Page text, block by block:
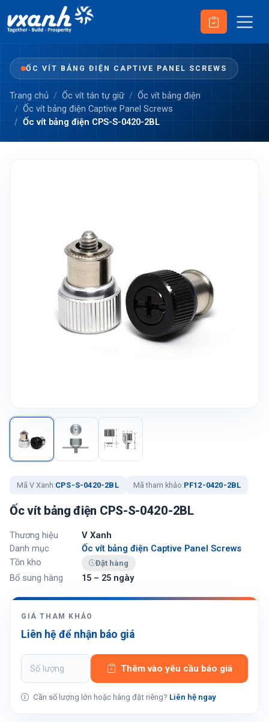
ỐC VÍT BẢNG ĐIỆN CAPTIVE PANEL SCREWS
Trang chủ Ốc vít tán tự giữ
Ốc vít bảng điện
Ốc vít bảng điện Captive Panel Screws
Ốc vít bảng điện CPS-S-0420-2BL
Mã V Xanh:CPS-S-0420-2BL Mã tham khảo:PF12-0420-2BL
Ốc vít bảng điện CPS-S-0420-2BL
Thương hiệu
V Xanh
Danh mục
Ốc vít bảng điện Captive Panel Screws
Tồn kho
Đặt hàng
Bổ sung hàng 15 – 25 ngày
GIÁ THAM KHẢO
Liên hệ để nhận báo giá
Thêm vào yêu cầu báo giá
Cần số lượng lớn hoặc hàng đặt riêng? Liên hệ ngay